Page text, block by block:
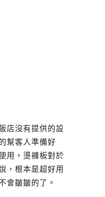
店沒有提供的設
幫客人準備好
用，燙褲板對於
，根本是超好用
會皺皺的了。